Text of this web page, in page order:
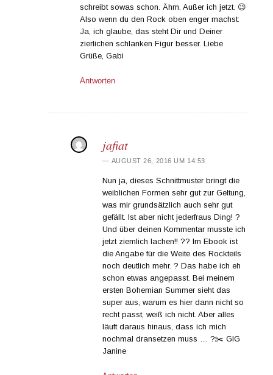
schreibt sowas schon. Ähm. Außer ich jetzt. 😉
Also wenn du den Rock oben enger machst:
Ja, ich glaube, das steht Dir und Deiner
zierlichen schlanken Figur besser. Liebe
Grüße, Gabi
Antworten
jafiat
AUGUST 26, 2016 UM 14:53
Nun ja, dieses Schnittmuster bringt die
weiblichen Formen sehr gut zur Geltung,
was mir grundsätzlich auch sehr gut
gefällt. Ist aber nicht jederfraus Ding! ?
Und über deinen Kommentar musste ich
jetzt ziemlich lachen!! ?? Im Ebook ist
die Angabe für die Weite des Rockteils
noch deutlich mehr. ? Das habe ich eh
schon etwas angepasst. Bei meinem
ersten Bohemian Summer sieht das
super aus, warum es hier dann nicht so
recht passt, weiß ich nicht. Aber alles
läuft daraus hinaus, dass ich mich
nochmal dransetzen muss … ?✂️ GlG
Janine